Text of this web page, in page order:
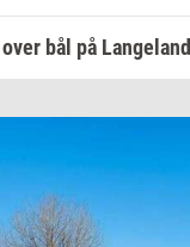
bål på Langeland